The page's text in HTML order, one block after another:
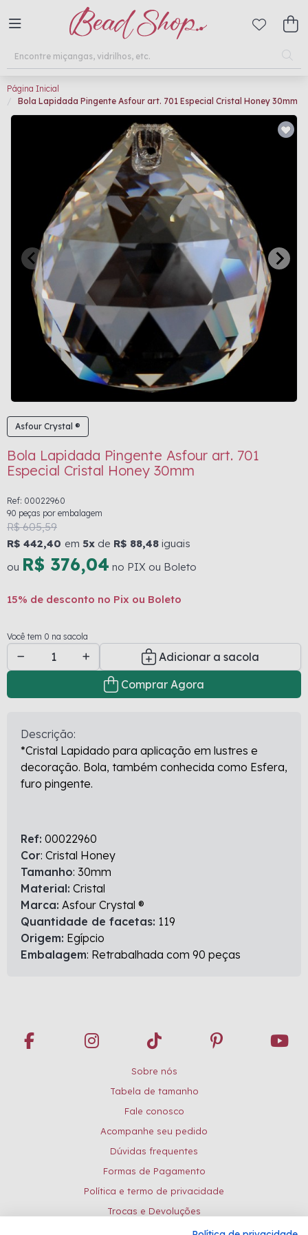
Página Inicial
Bola Lapidada Pingente Asfour art. 701 Especial Cristal Honey 30mm
Asfour Crystal ®
Bola Lapidada Pingente Asfour art. 701
Especial Cristal Honey 30mm
Ref: 00022960
90 peças por embalagem
R$ 605,59
R$ 442,40 em 5x de R$ 88,48 iguais
ou R$ 376,04 no PIX ou Boleto
15% de desconto no Pix ou Boleto
Você tem 0 na sacola
Adicionar a sacola
Comprar Agora
Descrição:
*Cristal Lapidado para aplicação em lustres e
decoração. Bola, também conhecida como Esfera,
furo pingente.
Ref: 00022960
Cor: Cristal Honey
Tamanho: 30mm
Material: Cristal
Marca: Asfour Crystal ®
Quantidade de facetas: 119
Origem: Egípcio
Embalagem: Retrabalhada com 90 peças
Sobre nós
Tabela de tamanho
Fale conosco
Acompanhe seu pedido
Dúvidas frequentes
Formas de Pagamento
Política e termo de privacidade
Trocas e Devoluções